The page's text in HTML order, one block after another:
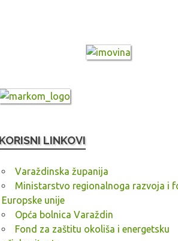
KORISNI LINKOVI
Varaždinska županija
Ministarstvo regionalnoga razvoja i
Europske unije
Opća bolnica Varaždin
Fond za zaštitu okoliša i energetsku